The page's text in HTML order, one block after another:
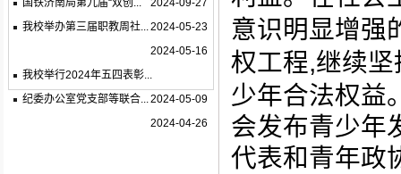
2024-09-27
国铁济南局第九届“双创...
2024-05-23
我校举办第三届职教周社...
2024-05-16
我校举行2024年五四表彰...
2024-05-09
纪委办公室党支部等联合...
2024-04-26
意识明显增强
权工程,继续
少年合法权益
会发布青少年
代表和青年政